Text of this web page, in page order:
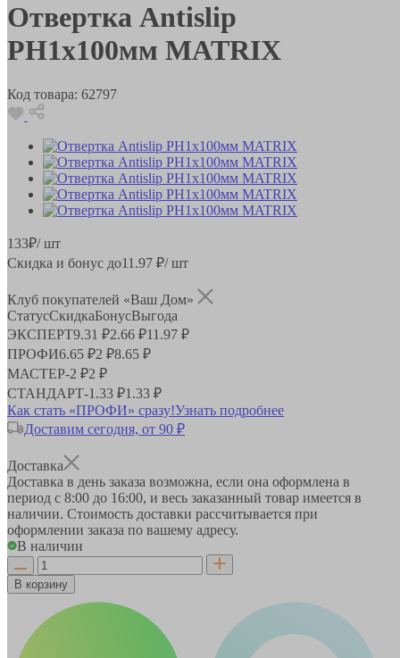
Отвертка Antislip
РН1х100мм MATRIX
Код товара: 62797
133₽/ шт
Скидка и бонус до11.97 ₽/ шт
Клуб покупателей «Ваш Дом»
СтатусСкидкаБонусВыгода
ЭКСПЕРТ9.31 ₽2.66 ₽11.97 ₽
ПРОФИ6.65 ₽2 ₽8.65 ₽
МАСТЕР-2 ₽2 ₽
СТАНДАРТ-1.33 ₽1.33 ₽
Как стать «ПРОФИ» сразу!Узнать подробнее
Доставим сегодня, от 90 ₽
Доставка
Доставка в день заказа возможна, если она оформлена в
период с 8:00 до 16:00, и весь заказанный товар имеется в
наличии. Стоимость доставки рассчитывается при
оформлении заказа по вашему адресу.
В наличии
В корзину